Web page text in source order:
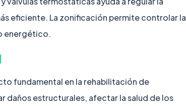
eficiente. La zonificación permite controlar la
energético.
fundamental en la rehabilitación de
daños estructurales, afectar la salud de los